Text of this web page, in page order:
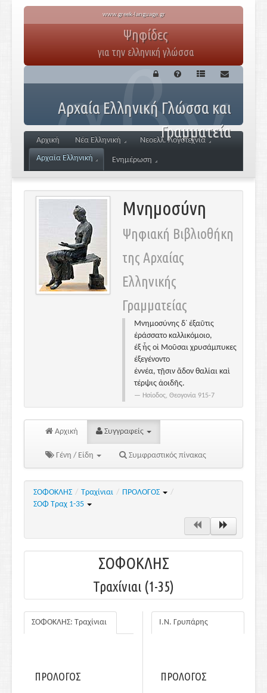
www.greek-language.gr
Ψηφίδες
για την ελληνική γλώσσα
Αρχαία Ελληνική Γλώσσα και
Γραμματεία
Αρχική Νέα Ελληνική
Νεοελλ. Λογοτεχνία
Αρχαία Ελληνική
Ενημέρωση
Μνημοσύνη
Ψηφιακή Βιβλιοθήκη
της Αρχαίας
Ελληνικής
Γραμματείας
Μνημοσύνης δ᾽ ἐξαῦτις
ἐράσσατο καλλικόμοιο,
ἐξ ἧς οἱ Μοῦσαι χρυσάμπυκες
ἐξεγένοντο
ἐννέα, τῇσιν ἅδον θαλίαι καὶ
τέρψις ἀοιδῆς.
Ησίοδος, Θεογονία 915-7
Αρχική Συγγραφείς
Γένη / Είδη Συμφραστικός πίνακας
ΣΟΦΟΚΛΗΣ / Τραχίνιαι / ΠΡΟΛΟΓΟΣ
/
ΣΟΦ Τραχ 1-35
ΣΟΦΟΚΛΗΣ
Τραχίνιαι (1-35)
ΣΟΦΟΚΛΗΣ: Τραχίνιαι
ΠΡΟΛΟΓΟΣ
Ι.Ν. Γρυπάρης
ΠΡΟΛΟΓΟΣ